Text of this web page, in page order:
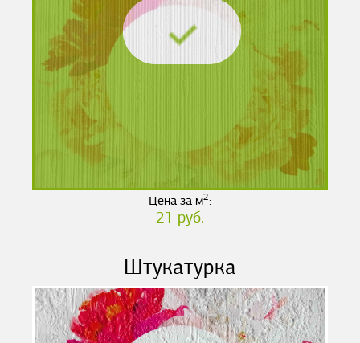
Цена за м2:
21 руб.
Штукатурка